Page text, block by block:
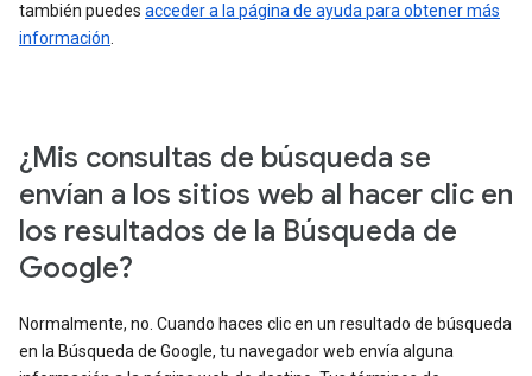
también puedes acceder a la página de ayuda para obtener más
información
¿Mis consultas de búsqueda se
envían a los sitios web al hacer clic en
los resultados de la Búsqueda de
Google?
Normalmente, no. Cuando haces clic en un resultado de búsqueda
en la Búsqueda de Google, tu navegador web envía alguna